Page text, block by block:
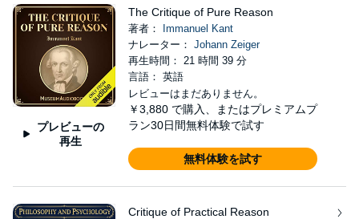
プレビューの
再生
The Critique of Pure Reason
著者：
Immanuel Kant
ナレーター： Johann Zeiger
再生時間： 21 時間 39 分
言語： 英語
レビューはまだありません。
￥3,880 で購入、またはプレミアムプ
ラン30日間無料体験で試す
無料体験を試す
Critique of Practical Reason